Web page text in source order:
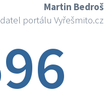
Martin Bedroš
portálu Vyřešmito.cz